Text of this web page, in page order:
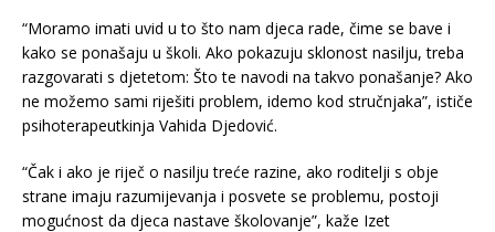
“Moramo imati uvid u to što nam djeca rade, čime se bave i
kako se ponašaju u školi. Ako pokazuju sklonost nasilju, treba
razgovarati s djetetom: Što te navodi na takvo ponašanje? Ako
ne možemo sami riješiti problem, idemo kod stručnjaka”, ističe
psihoterapeutkinja Vahida Djedović.
“Čak i ako je riječ o nasilju treće razine, ako roditelji s obje
strane imaju razumijevanja i posvete se problemu, postoji
mogućnost da djeca nastave školovanje”, kaže Izet